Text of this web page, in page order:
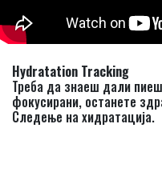
Hydratation Tracking
Треба да знаеш дали
фокусирани, останете
Следење на хидратација.